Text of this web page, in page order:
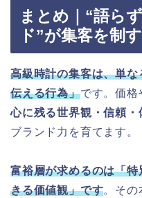
まとめ｜“語ら
ド”が集客を制す
高級時計の集客は、単
伝える行為」です。価格
心に残る世界観・信頼・
ブランド力を育てます。
富裕層が求めるのは「
きる価値観」です。その